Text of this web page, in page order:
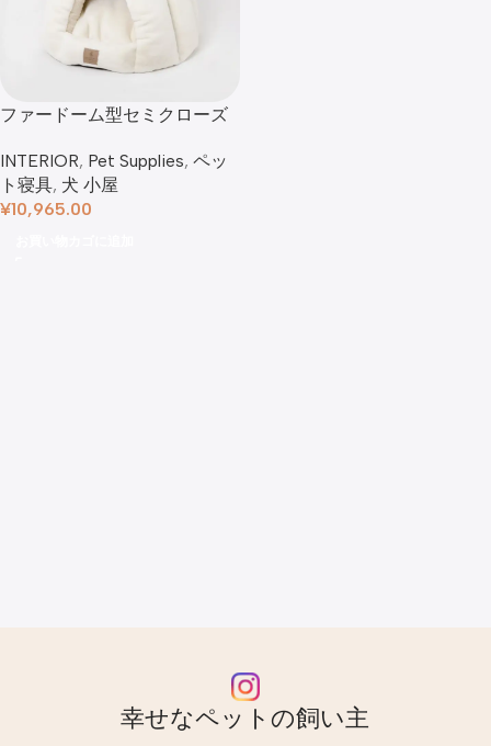
ファードーム型セミクローズ
ョン付
INTERIOR, Pet Supplies, ペッ
ト寝具, 犬 小屋
¥10,965.00
幸せなペットの飼い主